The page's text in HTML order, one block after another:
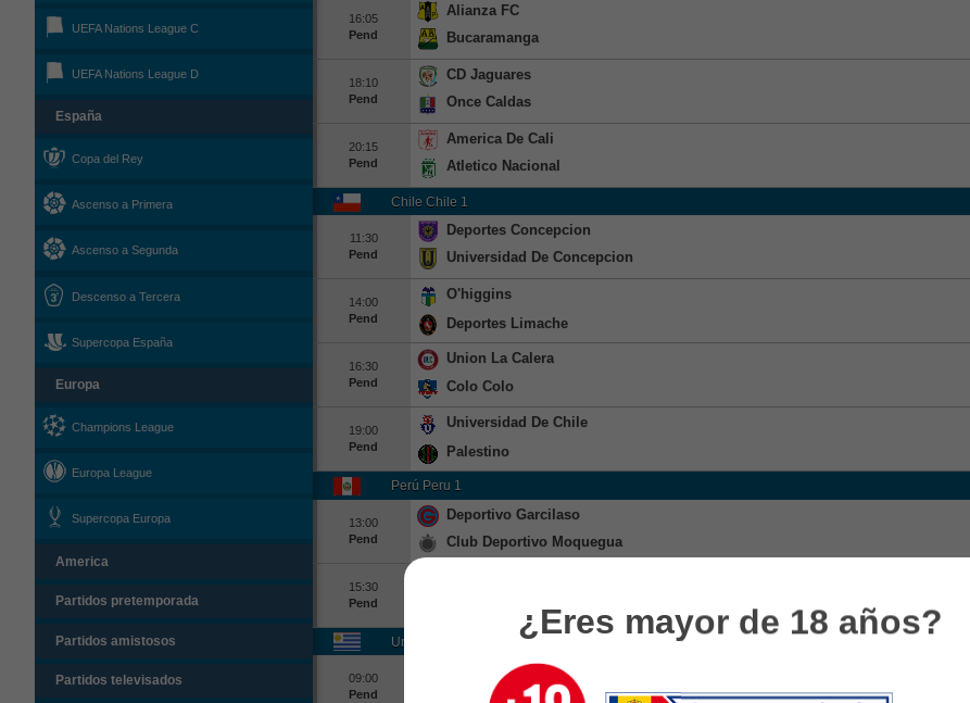
UEFA Nations League C
UEFA Nations League D
España
Copa del Rey
Ascenso a Primera
Ascenso a Segunda
Descenso a Tercera
Supercopa España
Europa
Champions League
Europa League
Supercopa Europa
America
Partidos pretemporada
Partidos amistosos
Partidos televisados
16:05
Pend
Alianza FC
Bucaramanga
18:10
Pend
CD Jaguares
Once Caldas
20:15
Pend
America De Cali
Atletico Nacional
Chile Chile 1
11:30
Pend
Deportes Concepcion
Universidad De Concepcion
14:00
Pend
O'higgins
Deportes Limache
16:30
Pend
Union La Calera
Colo Colo
19:00
Pend
Universidad De Chile
Palestino
Perú Peru 1
13:00
Pend
Deportivo Garcilaso
Club Deportivo Moquegua
15:30
Pend
Uruguay Uruguay 1
09:00
Pend
¿Eres mayor de 18 años?